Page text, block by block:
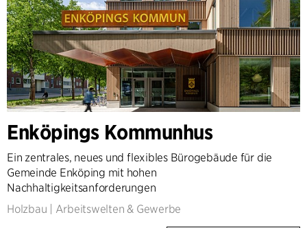
Enköpings Kommunhus
Ein zentrales, neues und flexibles Bürogebäude für die
Gemeinde Enköping mit hohen
Nachhaltigkeitsanforderungen
Holzbau
Arbeitswelten & Gewerbe